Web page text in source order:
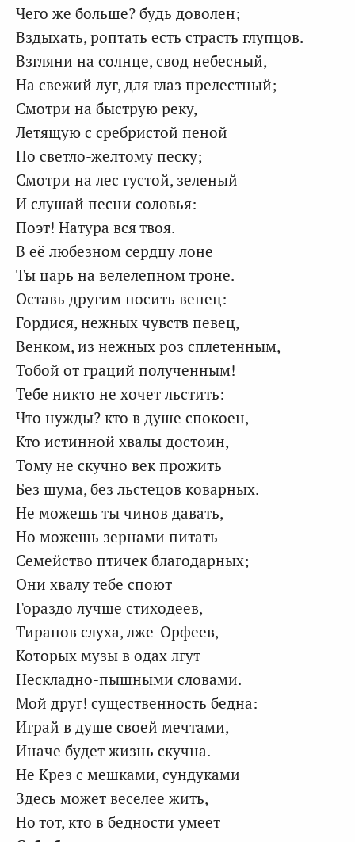
Чего же больше? будь доволен;
Вздыхать, роптать есть страсть глупцов.
Взгляни на солнце, свод небесный,
На свежий луг, для глаз прелестный;
Смотри на быструю реку,
Летящую с сребристой пеной
По светло-желтому песку;
Смотри на лес густой, зеленый
И слушай песни соловья:
Поэт! Натура вся твоя.
В её любезном сердцу лоне
Ты царь на велелепном троне.
Оставь другим носить венец:
Гордися, нежных чувств певец,
Венком, из нежных роз сплетенным,
Тобой от граций полученным!
Тебе никто не хочет льстить:
Что нужды? кто в душе спокоен,
Кто истинной хвалы достоин,
Тому не скучно век прожить
Без шума, без льстецов коварных.
Не можешь ты чинов давать,
Но можешь зернами питать
Семейство птичек благодарных;
Они хвалу тебе споют
Гораздо лучше стиходеев,
Тиранов слуха, лже-Орфеев,
Которых музы в одах лгут
Нескладно-пышными словами.
Мой друг! существенность бедна:
Играй в душе своей мечтами,
Иначе будет жизнь скучна.
Не Крез с мешками, сундуками
Здесь может веселее жить,
Но тот, кто в бедности умеет